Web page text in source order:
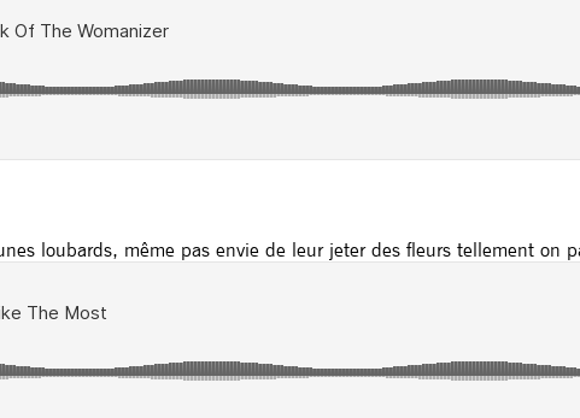
loubards, même pas envie de leur jeter des fleurs tellement on